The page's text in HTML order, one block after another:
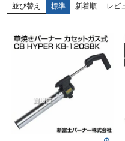
並び替え 標準 新着順 レビ